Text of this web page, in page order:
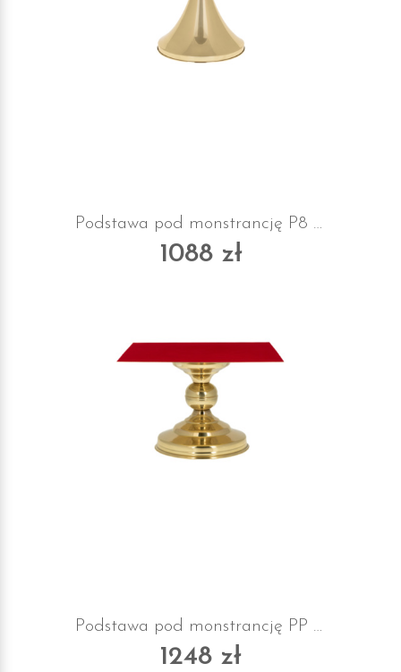
Podstawa pod monstrancję P8 z suknem
1088 zł
Podstawa pod monstrancję PP z suknem
1248 zł